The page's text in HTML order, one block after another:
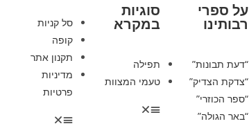
על ספרי
רבותינו
“דעת תבונות”
“צדקת הצדיק”
“ספר הכוזרי”
“באר הגולה”
סוגיות
במקרא
תפילה
טעמי המצוות
סל קניות
קופה
תקנון אתר
מדיניות
פרטיות